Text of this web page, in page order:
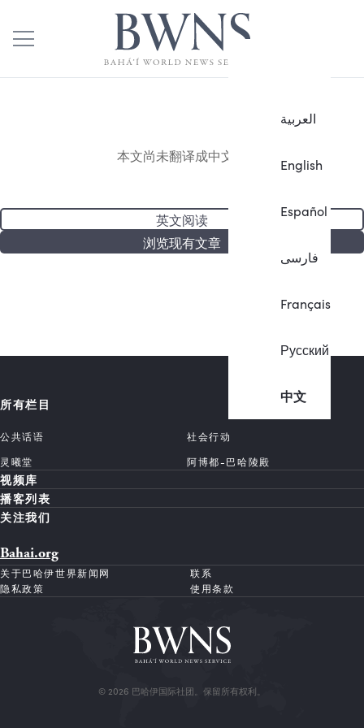
العربية
English
Español
فارسی
Français
Русский
中文
本文尚未翻译成中文。
英文阅读
浏览现有文章
所有栏目
公共话语
社会行动
灵曦堂
阿博都-巴哈陵殿
视频库
播客列表
关注我们
Bahai.org
关于巴哈伊世界新闻网
联系
隐私政策
使用条款
© 2026 巴哈伊国际社团。保留所有权利。